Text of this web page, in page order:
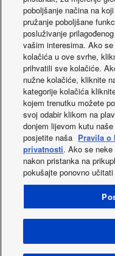
· Compressor
· BMS compatible
More
Facebook
poboljšanje načina na
pružanje poboljšane
posluživanje
vašim interesima. Ako
kolačića u ove svrhe,
prihvatili sve kolačiće.
nužne kolačiće, kliknite
kategorije kolačića
kojem trenutku možete
svoj odabir klikom na
donjem lijevom kutu
posjetite naša Pravila o
privatnosti. Ako se
nakon pristanka na
pokušajte ponovno